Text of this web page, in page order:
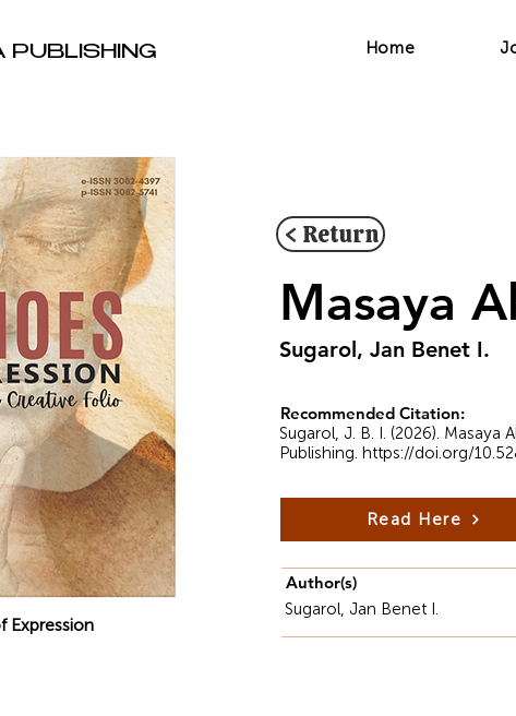
PUBLISHING Home
Expression
< Return
Masaya
Sugarol, Jan Benet I.
Recommended Citation:
Sugarol, J. B. I. (2026). Masaya
Publishing. https://doi.org/
Read Here
Author(s)
Sugarol, Jan Benet I.